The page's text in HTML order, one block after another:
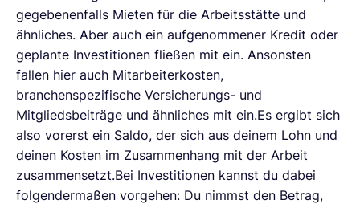
gegebenenfalls Mieten für die Arbeitsstätte und
ähnliches. Aber auch ein aufgenommener Kredit oder
geplante Investitionen fließen mit ein. Ansonsten
fallen hier auch Mitarbeiterkosten,
branchenspezifische Versicherungs- und
Mitgliedsbeiträge und ähnliches mit ein.Es ergibt sich
also vorerst ein Saldo, der sich aus deinem Lohn und
deinen Kosten im Zusammenhang mit der Arbeit
zusammensetzt.Bei Investitionen kannst du dabei
folgendermaßen vorgehen: Du nimmst den Betrag,